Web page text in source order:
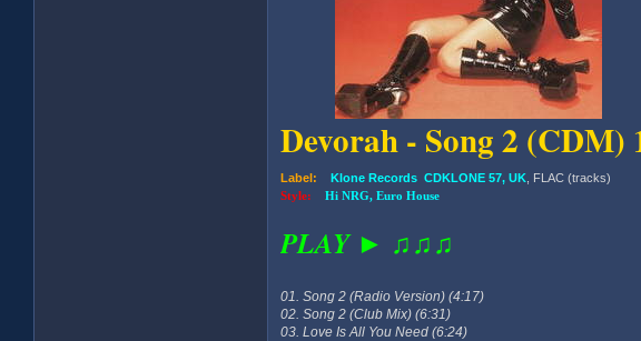
Devorah - Song 2 (CDM)
Label: Klone Records CDKLONE 57, UK , FLAC (tracks)
Style:Hi NRG, Euro House
PLAY ► ♫♫♫
01. Song 2 (Radio Version) (4:17)
02. Song 2 (Club Mix) (6:31)
03. Love Is All You Need (6:24)